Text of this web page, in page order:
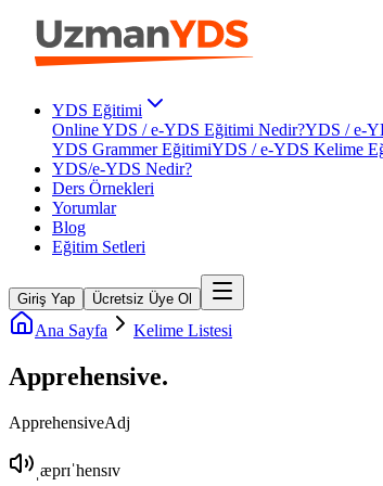
YDS Eğitimi
Online YDS / e-YDS Eğitimi Nedir?YDS / e-
YDS Grammer EğitimiYDS / e-YDS Kelime
YDS/e-YDS Nedir?
Ders Örnekleri
Yorumlar
Blog
Eğitim Setleri
Giriş Yap Ücretsiz Üye Ol
Ana Sayfa Kelime Listesi
Apprehensive.
ApprehensiveAdj
ˌæprɪˈhensɪv